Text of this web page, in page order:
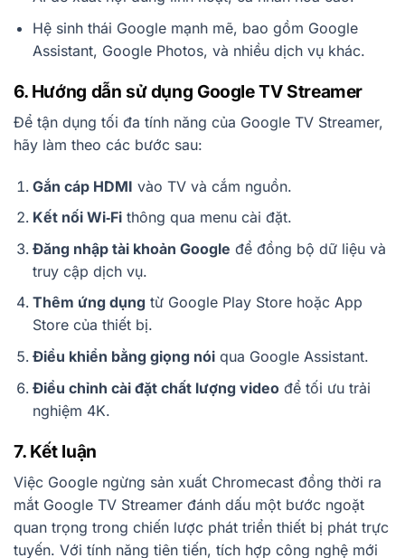
Hệ sinh thái Google mạnh mẽ, bao gồm Google
Assistant, Google Photos, và nhiều dịch vụ khác.
6. Hướng dẫn sử dụng Google TV Streamer
Để tận dụng tối đa tính năng của Google TV Streamer,
hãy làm theo các bước sau:
Gắn cáp HDMI vào TV và cắm nguồn.
Kết nối Wi‑Fithông qua menu cài đặt.
Đăng nhập tài khoản Google để đồng bộ dữ liệu và
truy cập dịch vụ.
Thêm ứng dụng từ Google Play Store hoặc App
Store của thiết bị.
Điều khiển bằng giọng nóiqua Google Assistant.
Điều chỉnh cài đặt chất lượng videođể tối ưu trải
nghiệm 4K.
7. Kết luận
Việc Google ngừng sản xuất Chromecast đồng thời ra
mắt Google TV Streamer đánh dấu một bước ngoặt
quan trọng trong chiến lược phát triển thiết bị phát trực
tuyến. Với tính năng tiên tiến, tích hợp công nghệ mới